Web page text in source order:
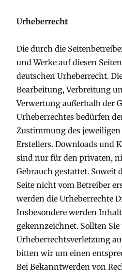
Urheberrecht
Die durch die
und Werke auf diesen
deutschen Urheberrecht.
Bearbeitung, Verbreitung
Verwertung außerhalb der
Urheberrechtes bedürfen
Zustimmung des jeweiligen
Erstellers. Downloads und
sind nur für den privaten,
Gebrauch gestattet. Soweit
Seite nicht vom Betreiber
werden die Urheberrechte
Insbesondere werden
gekennzeichnet. Sollten
Urheberrechtsverletzung
bitten wir um einen
Bei Bekanntwerden von